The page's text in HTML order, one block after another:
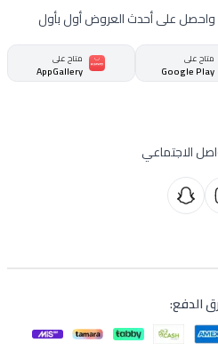
واحصل على أحدث العروض أول بأول
متاح على
Google Play
متاح على
AppGallery
الاجتماعي
الدفع: